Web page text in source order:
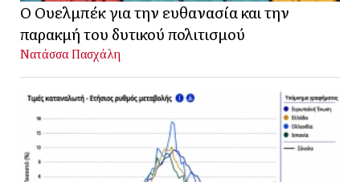
Ο Ουελμπέκ για την ευθανασία και την
παρακμή του δυτικού πολιτισμού
Νατάσσα Πασχάλη